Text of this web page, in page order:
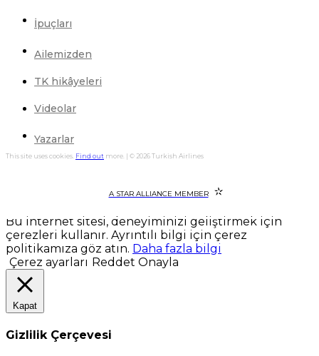
İpuçları
Ailemizden
TK hikâyeleri
Videolar
Yazarlar
This site uses cookies. Find out more. | © 2026 Turkish Airlines
A STAR ALLIANCE MEMBER
Bu internet sitesi, deneyiminizi geliştirmek için
çerezleri kullanır. Ayrıntılı bilgi için çerez
politikamıza göz atın. Daha fazla bilgi
Çerez ayarları Reddet Onayla
Kapat
Gizlilik Çerçevesi